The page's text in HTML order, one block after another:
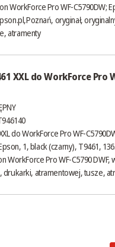
WorkForce Pro WF-C5790DW;
,Poznań, oryginał,
atramenty
XXL do WorkForce Pro
do WorkForce Pro WF-
1, black (czarny), T9461,
WorkForce Pro WF-C5790 DWF,
drukarki, atramentowej, tusze,